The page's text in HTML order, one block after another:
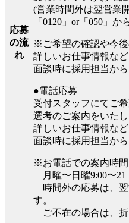
応募
の流
れ
(営業時間外は翌営業
「0120」or「050」か
※ご希望の確認や今後
詳しいお仕事情報な
面談時に採用担当か
●電話応募
受付スタッフにてご希
選考のご案内をいたし
詳しいお仕事情報な
面談時に採用担当か
※お電話での案内時
月曜〜日曜9:00〜21
時間外の応募は、翌
す。
ご不在の場合は、折